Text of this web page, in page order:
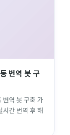
번역 봇 구
역 봇 구축 가
시간 번역 후 해